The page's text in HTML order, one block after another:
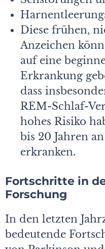
Diese frühen,
Anzeichen
auf eine
Erkrankung
dass
REM-Schlaf-
hohes Risiko
bis 20 Jahren
erkranken.
Fortschritte in
Forschung
In den letzten
bedeutende